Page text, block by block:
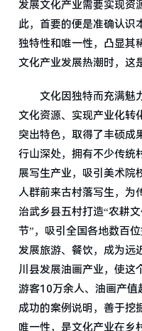
发展文化产业需要实现资
此，首要的便是准确认识
独特性和唯一性，凸显其
文化产业发展热潮时，这
文化因独特而充满魅
文化资源、实现产业化转
突出特色，取得了丰硕成
行山深处，拥有不少传统
展写生产业，吸引美术院
人群前来古村落写生，为
治武乡县五村打造“农耕
节”，吸引全国各地数百
发展旅游、餐饮，成为远
川县发展油画产业，使这
游客10万余人、油画产
成功的案例说明，善于挖
唯一性，是文化产业在乡